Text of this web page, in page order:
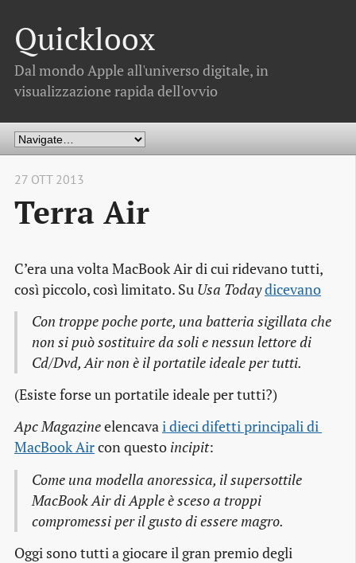
Quickloox
Dal mondo Apple all'universo digitale, in
visualizzazione rapida dell'ovvio
27 OTT 2013
Terra Air
C’era una volta MacBook Air di cui ridevano tutti,
così piccolo, così limitato. Su Usa Todaydicevano
Con troppe poche porte, una batteria sigillata che
non si può sostituire da soli e nessun lettore di
Cd/Dvd, Air non è il portatile ideale per tutti.
(Esiste forse un portatile ideale per tutti?)
Apc Magazineelencavai dieci difetti principali di
MacBook Aircon questo incipit:
Come una modella anoressica, il supersottile
MacBook Air di Apple è sceso a troppi
compromessi per il gusto di essere magro.
Oggi sono tutti a giocare il gran premio degli